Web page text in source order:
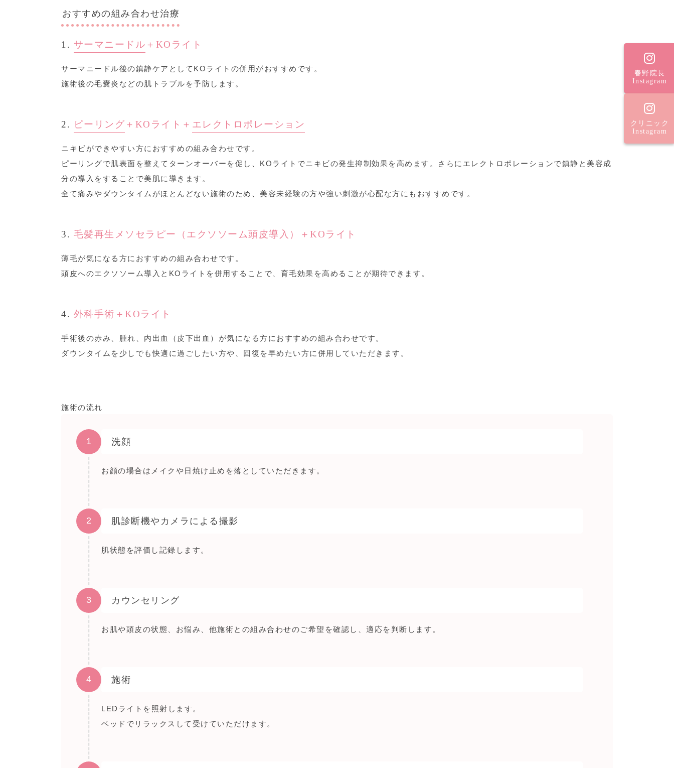
春野院長
Instagram
クリニック
Instagram
おすすめの組み合わせ治療
1. サーマニードル ＋KOライト
サーマニードル後の鎮静ケアとしてKOライトの併用がおすすめです。
施術後の毛嚢炎などの肌トラブルを予防します。
2. ピーリング ＋KOライト＋ エレクトロポレーション
ニキビができやすい方におすすめの組み合わせです。
ピーリングで肌表面を整えてターンオーバーを促し、KOライトでニキビの発生抑制効果を高めます。さらにエレクトロポレーションで鎮静と美容成
分の導入をすることで美肌に導きます。
全て痛みやダウンタイムがほとんどない施術のため、美容未経験の方や強い刺激が心配な方にもおすすめです。
3. 毛髪再生メソセラピー（エクソソーム頭皮導入）＋KOライト
薄毛が気になる方におすすめの組み合わせです。
頭皮へのエクソソーム導入とKOライトを併用することで、育毛効果を高めることが期待できます。
4. 外科手術＋KOライト
手術後の赤み、腫れ、内出血（皮下出血）が気になる方におすすめの組み合わせです。
ダウンタイムを少しでも快適に過ごしたい方や、回復を早めたい方に併用していただきます。
施術の流れ
1 洗顔
お顔の場合はメイクや日焼け止めを落としていただきます。
2 肌診断機やカメラによる撮影
肌状態を評価し記録します。
3 カウンセリング
お肌や頭皮の状態、お悩み、他施術との組み合わせのご希望を確認し、適応を判断します。
4 施術
LEDライトを照射します。
ベッドでリラックスして受けていただけます。